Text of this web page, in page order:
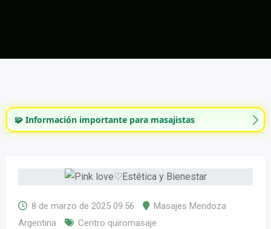
🧩 Información importante para masajistas
8 de marzo de 2025 09:56
Masajes Mendoza
Argentina
Centro quiromasaje